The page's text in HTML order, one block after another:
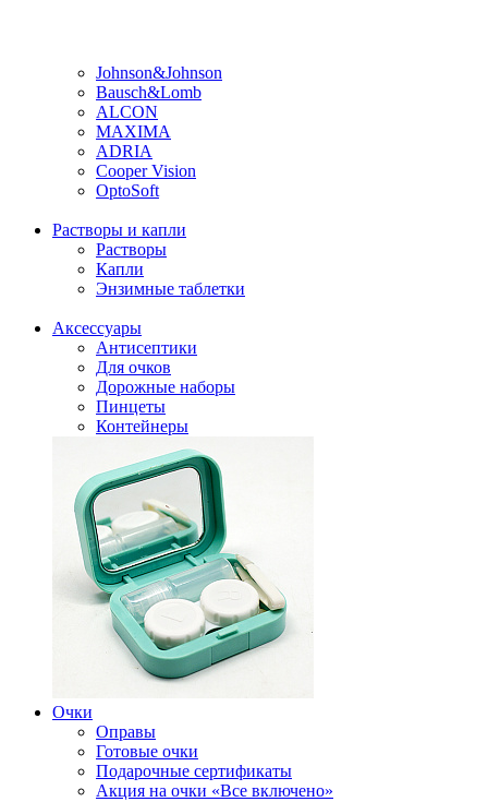
Johnson&Johnson
Bausch&Lomb
ALCON
MAXIMA
ADRIA
Cooper Vision
OptoSoft
Растворы и капли
Растворы
Капли
Энзимные таблетки
Аксессуары
Антисептики
Для очков
Дорожные наборы
Пинцеты
Контейнеры
Очки
Оправы
Готовые очки
Подарочные сертификаты
Акция на очки «Все включено»